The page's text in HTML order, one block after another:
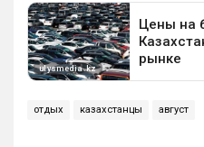
отдых казахстанцы август